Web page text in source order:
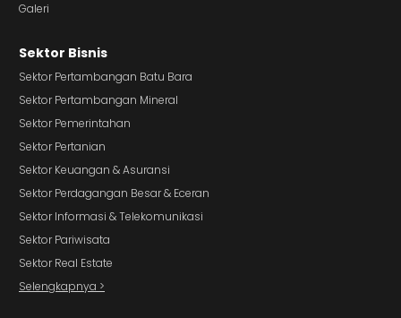
Galeri
Sektor Bisnis
Sektor Pertambangan Batu Bara
Sektor Pertambangan Mineral
Sektor Pemerintahan
Sektor Pertanian
Sektor Keuangan & Asuransi
Sektor Perdagangan Besar & Eceran
Sektor Informasi & Telekomunikasi
Sektor Pariwisata
Sektor Real Estate
Selengkapnya >